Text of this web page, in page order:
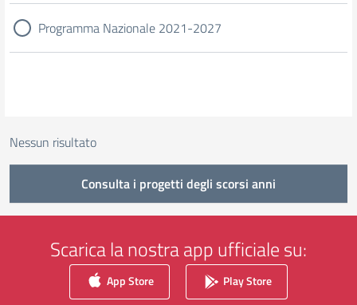
Programma Nazionale 2021-2027
Nessun risultato
Consulta i progetti degli scorsi anni
Scarica la nostra app ufficiale su:
App Store Play Store